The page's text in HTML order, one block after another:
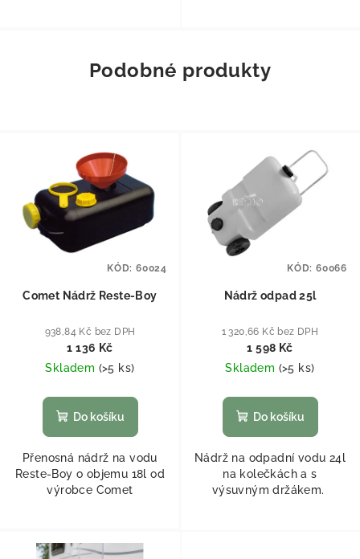
Podobné produkty
Comet Nádrž Reste-Boy
938,84 Kč bez DPH
1 136 Kč
Skladem (>5 ks)
Do košíku
Přenosná nádrž na vodu
Reste-Boy o objemu 18l od
výrobce Comet
KÓD: 60024
Nádrž odpad 25l
1 320,66 Kč bez DPH
1 598 Kč
Skladem (>5 ks)
Do košíku
Nádrž na odpadní vodu 24l
na kolečkách a s
výsuvným držákem.
KÓD: 60066